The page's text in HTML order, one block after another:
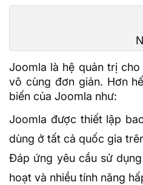
Joomla là hệ quản trị
vô cùng đơn giản. Hơn
biến của Joomla như:
Joomla được thiết lập
dùng ở tất cả quốc gia
Đáp ứng yêu cầu sử
hoạt và nhiều tính năng